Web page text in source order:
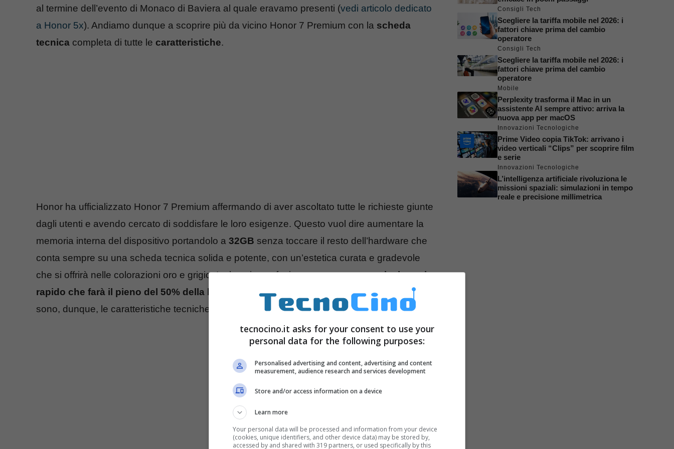
al termine dell’evento di Monaco di Baviera al quale eravamo presenti (vedi articolo dedicato
a Honor 5x). Andiamo dunque a scoprire più da vicino Honor 7 Premium con la scheda
tecnica completa di tutte le caratteristiche.
Honor ha ufficializzato Honor 7 Premium affermando di aver ascoltato tutte le richieste giunte
dagli utenti e avendo cercato di soddisfare le loro esigenze. Questo vuol dire aumentare la
memoria interna del dispositivo portandolo a 32GB senza toccare il resto dell’hardware che
conta sempre su una scheda tecnica solida e potente, con un’estetica curata e gradevole
che si offrirà nelle colorazioni oro e grigio. Incluso in confezione troveremo uncaricabatterie
rapido che farà il pieno del 50% della batteria in appena 30 minuti
di operatività. Quali
sono, dunque, le caratteristiche tecniche di Honor 7 Premium?
Consigli Tech
Scegliere la tariffa mobile nel 2026: i
fattori chiave prima del cambio
operatore
Consigli Tech
Scegliere la tariffa mobile nel 2026: i
fattori chiave prima del cambio
operatore
Mobile
Perplexity trasforma il Mac in un
assistente AI sempre attivo: arriva la
nuova app per macOS
Innovazioni Tecnologiche
Prime Video copia TikTok: arrivano i
video verticali “Clips” per scoprire film
e serie
Innovazioni Tecnologiche
L’intelligenza artificiale rivoluziona le
missioni spaziali: simulazioni in tempo
reale e precisione millimetrica
tecnocino.it asks for your consent to use your
personal data for the following purposes:
Personalised advertising and content, advertising and content
measurement, audience research and services development
Store and/or access information on a device
Learn more
Your personal data will be processed and information from your device
(cookies, unique identifiers, and other device data) may be stored by,
accessed by and shared with 319 partners, or used specifically by this